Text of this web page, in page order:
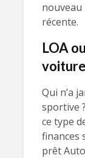
nouveau
récente.
LOA
Qui n’a
sportive
ce type
finances
prêt